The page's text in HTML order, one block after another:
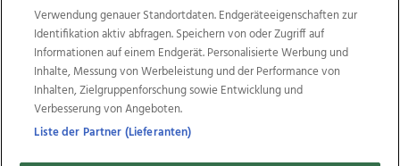
Weitere Angebote des Medienhauses Wimmer
TV1 di-mog-i.at OÖNow
Ischler Woche
Life Radio
OÖNachrichten
OÖN Immobilien
OÖN Karriere
OÖN Reise
Promenaden Galerien
Regionaljobs
wasistlos.at wirtrauern.at
Verwendung genauer Standortdaten. Endgeräteeigenschaften zur
Identifikation aktiv abfragen. Speichern von oder Zugriff auf
Informationen auf einem Endgerät. Personalisierte Werbung und
Inhalte, Messung von Werbeleistung und der Performance von
Inhalten, Zielgruppenforschung sowie Entwicklung und
Verbesserung von Angeboten.
Liste der Partner (Lieferanten)